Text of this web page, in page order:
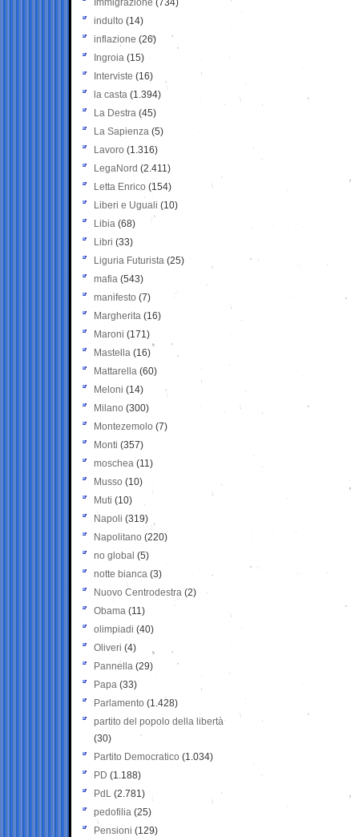
Immigrazione (734)
indulto (14)
inflazione (26)
Ingroia (15)
Interviste (16)
la casta (1.394)
La Destra (45)
La Sapienza (5)
Lavoro (1.316)
LegaNord (2.411)
Letta Enrico (154)
Liberi e Uguali (10)
Libia (68)
Libri (33)
Liguria Futurista (25)
mafia (543)
manifesto (7)
Margherita (16)
Maroni (171)
Mastella (16)
Mattarella (60)
Meloni (14)
Milano (300)
Montezemolo (7)
Monti (357)
moschea (11)
Musso (10)
Muti (10)
Napoli (319)
Napolitano (220)
no global (5)
notte bianca (3)
Nuovo Centrodestra (2)
Obama (11)
olimpiadi (40)
Oliveri (4)
Pannella (29)
Papa (33)
Parlamento (1.428)
partito del popolo della libertà
(30)
Partito Democratico (1.034)
PD (1.188)
PdL (2.781)
pedofilia (25)
Pensioni (129)